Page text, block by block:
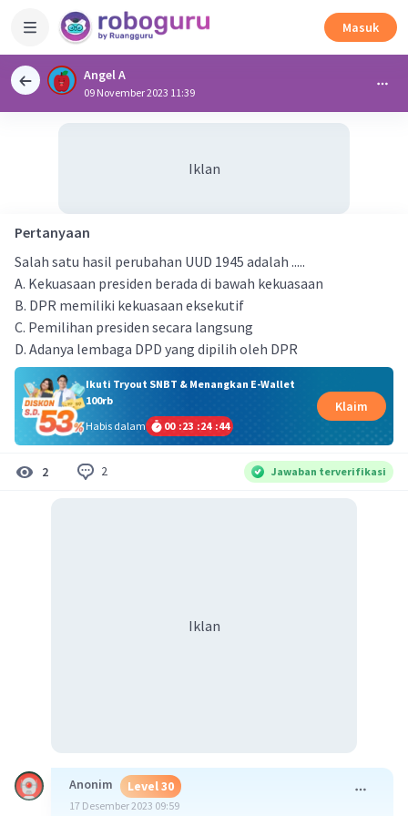
Masuk
Angel A
09 November 2023 11:39
Iklan
Pertanyaan
Salah satu hasil perubahan UUD 1945 adalah .....
A. Kekuasaan presiden berada di bawah kekuasaan
B. DPR memiliki kekuasaan eksekutif
C. Pemilihan presiden secara langsung
D. Adanya lembaga DPD yang dipilih oleh DPR
Ikuti Tryout SNBT & Menangkan E-Wallet
100rb
Habis dalam
00 :23 :24 :44
Klaim
2 2 Jawaban terverifikasi
Iklan
Anonim Level 30
17 Desember 2023 09:59